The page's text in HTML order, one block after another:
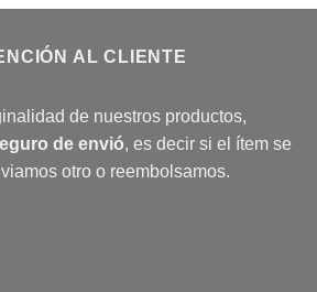
AL CLIENTE
de nuestros productos,
de envió, es decir si el ítem se
otro o reembolsamos.